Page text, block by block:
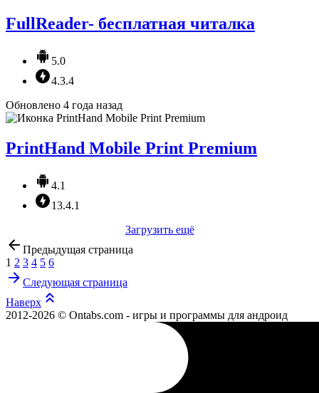
FullReader- бесплатная читалка
5.0
4.3.4
Обновлено 4 года назад
PrintHand Mobile Print Premium
4.1
13.4.1
Загрузить ещё
Предыдущая страница
1 2 3 4 5 6
Следующая страница
Наверх
2012-2026 © Ontabs.com - игры и программы для андроид